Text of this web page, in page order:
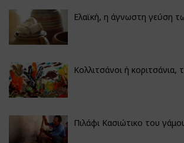
Ελαϊκή, η άγνωστη γεύση
Κολλιτσάνοι ή κοριτσάνια,
Πιλάφι Κασιώτικο του